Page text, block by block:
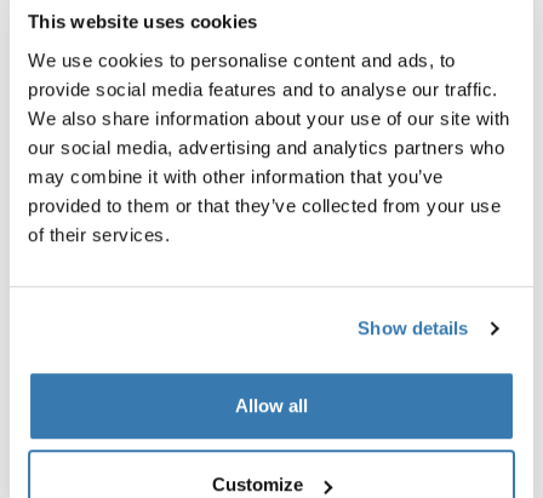
This website uses cookies
We use cookies to personalise content and ads, to
provide social media features and to analyse our traffic.
We also share information about your use of our site with
our social media, advertising and analytics partners who
may combine it with other information that you’ve
provided to them or that they’ve collected from your use
of their services.
Show details
Allow all
Customize
Wyściółka, która chroni zarówno sprzęt, jak i wnętrze
boxu bagażowego.